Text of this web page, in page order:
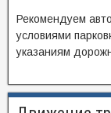
Рекомендуем
условиями
указаниям